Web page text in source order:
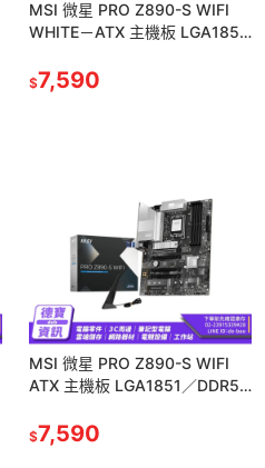
MSI 微星 PRO Z890-S WIFI
WHITE－ATX 主機板 LGA1851
$7,590
MSI 微星 PRO Z890-S WIFI
ATX 主機板 LGA1851／DDR5
$7,590